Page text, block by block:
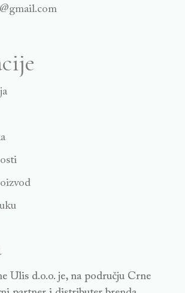
Ulis d.o.o. je, na području Crne